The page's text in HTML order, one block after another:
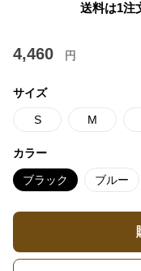
送料は1注
4,460 円
サイズ
S M
カラー
ブラック ブルー